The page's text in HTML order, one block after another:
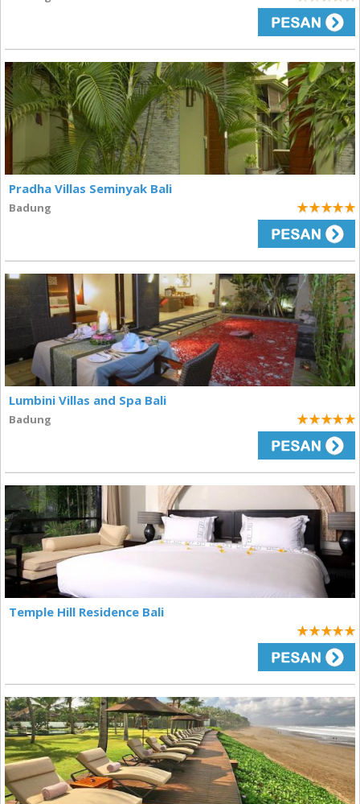
5
Pradha Villas Seminyak Bali
Badung
5
Lumbini Villas and Spa Bali
Badung
5
Temple Hill Residence Bali
5